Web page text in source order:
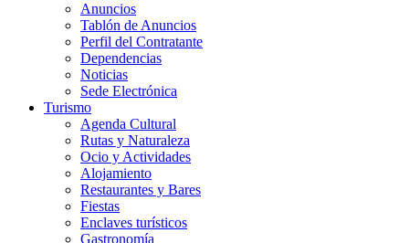
Anuncios
Tablón de Anuncios
Perfil del Contratante
Dependencias
Noticias
Sede Electrónica
Turismo
Agenda Cultural
Rutas y Naturaleza
Ocio y Actividades
Alojamiento
Restaurantes y Bares
Fiestas
Enclaves turísticos
Gastronomía